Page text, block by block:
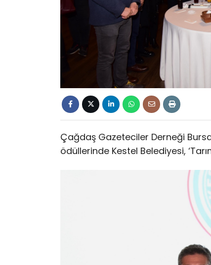
Çağdaş Gazeteciler Derneği
ödüllerinde Kestel Belediyesi,